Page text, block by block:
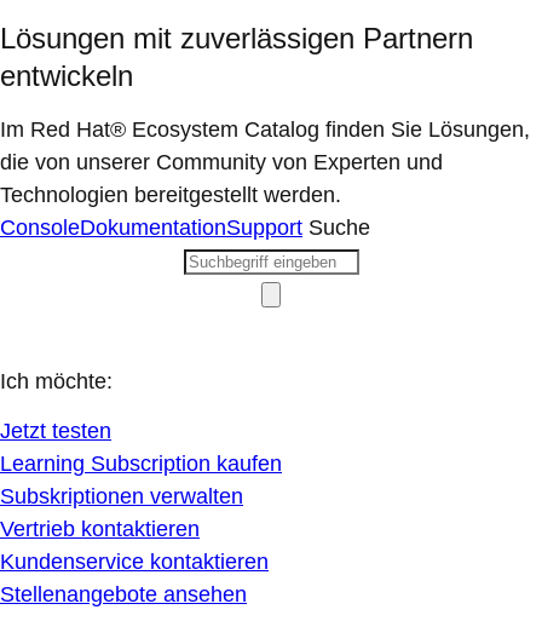
Lösungen mit zuverlässigen Partnern
entwickeln
Im Red Hat® Ecosystem Catalog finden Sie Lösungen,
die von unserer Community von Experten und
Technologien bereitgestellt werden.
ConsoleDokumentationSupport Suche
Ich möchte:
Jetzt testen
Learning Subscription kaufen
Subskriptionen verwalten
Vertrieb kontaktieren
Kundenservice kontaktieren
Stellenangebote ansehen